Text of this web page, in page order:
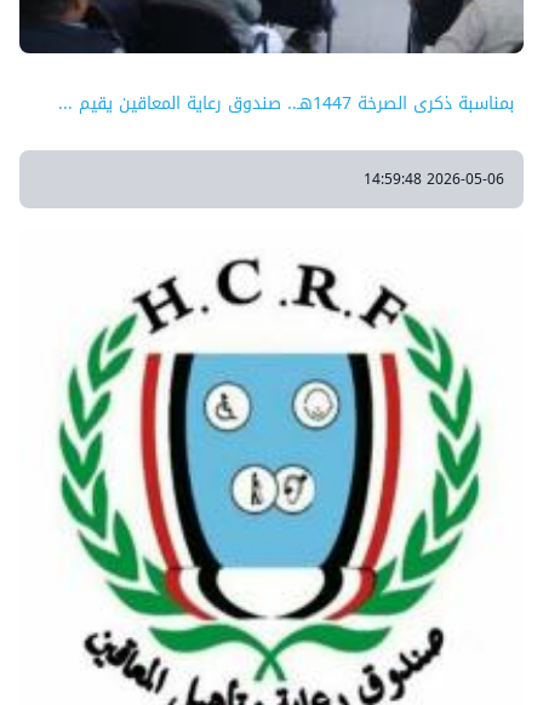
بمناسبة ذكرى الصرخة 1447هـ.. صندوق رعاية المعاقين يقيم ...
2026-05-06 14:59:48